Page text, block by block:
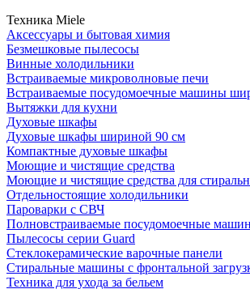
Техника Miele
Аксессуары и бытовая химия
Безмешковые пылесосы
Винные холодильники
Встраиваемые микроволновые печи
Встраиваемые посудомоечные машины
Вытяжки для кухни
Духовые шкафы
Духовые шкафы шириной 90 см
Компактные духовые шкафы
Моющие и чистящие средства
Моющие и чистящие средства для
Отдельностоящие холодильники
Пароварки с СВЧ
Полновстраиваемые посудомоечные
Пылесосы серии Guard
Стеклокерамические варочные панели
Стиральные машины с фронтальной
Техника для ухода за бельем